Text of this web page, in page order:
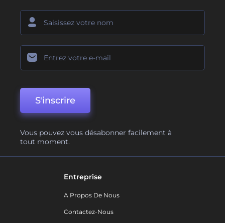
S'inscrire
Vous pouvez vous désabonner facilement à
tout moment.
Entreprise
A Propos De Nous
Contactez-Nous